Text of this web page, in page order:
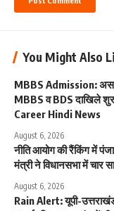
You Might Also
MBBS Admission:
MBBS व BDS दाखिले
Career Hindi News
August 6, 2026
नीति आयोग की रैंकिंग में
मंत्री ने विधानसभा में चार
August 6, 2026
Rain Alert: यूपी-